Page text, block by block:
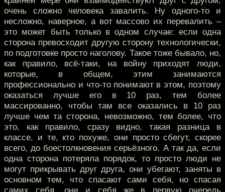
очень сложно человека завалить. Ну одного-то и
несложно, наверное, а вот массово их перевалить –
это может быть только в одном случае: если одна
сторона превосходит другую сторону технологически,
по подготовке просто наголову. Такое тоже бывало, но,
как правило, всё-таки, на войну приходят люди,
которые, в общем, этим занимаются
профессионально и что-то понимают в этом, поэтому
оказаться лучше его в 10 раз, тем более
массированно, чтобы там все оказались в 10 раз
лучше чем та сторона, невозможно, тем более, что
это, как правило, сразу видно, такая разница в
классе, и те, кто похуже, они просто сбегут, скорее
всего, до боестолкновения серьёзного. А так да, если
одна сторона потеряла порядок, то просто люди не
могут прикрывать друг друга, они убегают, заняты в
основном тем, что спасают сами себя, но спасая